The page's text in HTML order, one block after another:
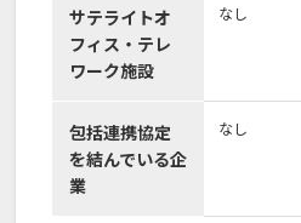
サテライトオ
フィス・テレ
ワーク施設
なし
包括連携協定
を結んでいる企
業
なし